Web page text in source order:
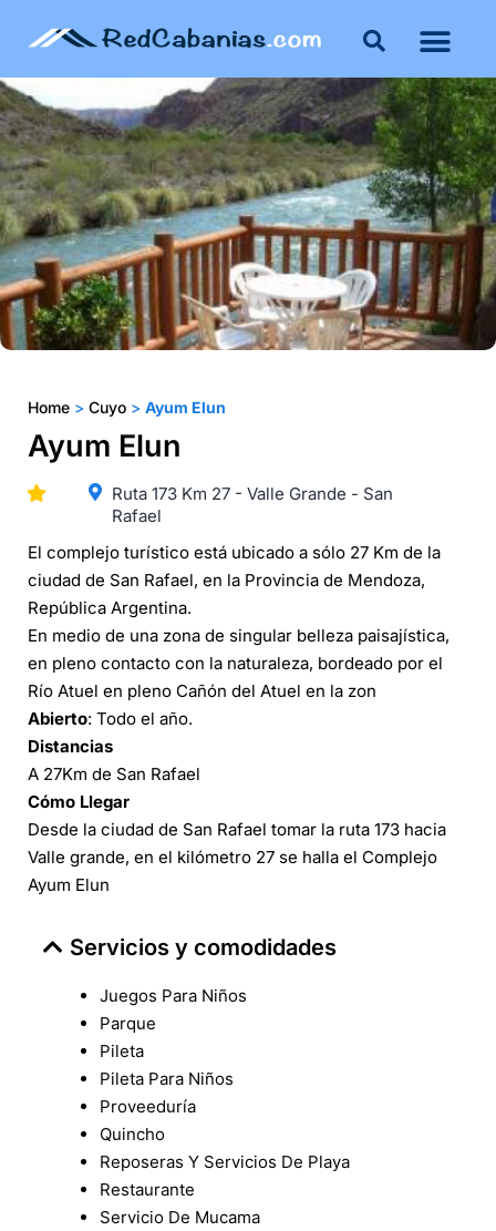
Home > Cuyo > Ayum Elun
Ayum Elun
Ruta 173 Km 27 - Valle Grande - San
Rafael
El complejo turístico está ubicado a sólo 27 Km de la
ciudad de San Rafael, en la Provincia de Mendoza,
República Argentina.
En medio de una zona de singular belleza paisajística,
en pleno contacto con la naturaleza, bordeado por el
Río Atuel en pleno Cañón del Atuel en la zon
Abierto: Todo el año.
Distancias
A 27Km de San Rafael
Cómo Llegar
Desde la ciudad de San Rafael tomar la ruta 173 hacia
Valle grande, en el kilómetro 27 se halla el Complejo
Ayum Elun
Servicios y comodidades
Juegos Para Niños
Parque
Pileta
Pileta Para Niños
Proveeduría
Quincho
Reposeras Y Servicios De Playa
Restaurante
Servicio De Mucama